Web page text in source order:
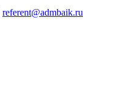
referent@admbaik.ru